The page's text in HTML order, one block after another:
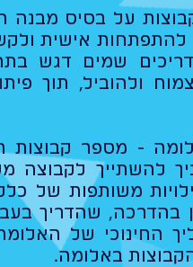
על בסיס
להתפתחות אישית
שמים דגש
ולהוביל, תוך
- מספר קבוצות
להשתייך לקבוצה
משותפות של
בהדרכה, שהדריך
החינוכי של
באלומה.​